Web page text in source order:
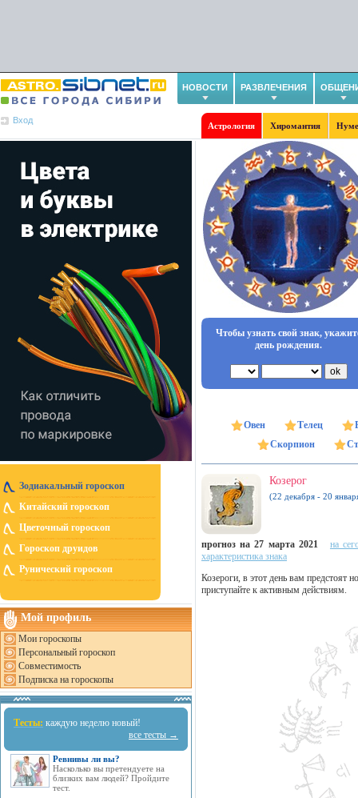
НОВОСТИ РАЗВЛЕЧЕНИЯ
Вход
Астрология Хиромантия
Зодиакальный гороскоп
Китайский гороскоп
Цветочный гороскоп
Гороскоп друидов
Рунический гороскоп
Мой профиль
Мои гороскопы
Персональный гороскоп
Совместимость
Подписка на гороскопы
Тесты: каждую неделю новый!
все тесты →
Ревнивы ли вы?
Насколько вы претендуете на
близких вам людей? Пройдите
тест.
Чтобы узнать свой знак,
день рождения.
Овен Телец
Скорпион
Козерог
(22 декабря - 20
прогноз на 27 марта 2021
на
характеристика знака
Козероги, в этот день вам предстоят
приступайте к активным действиям.